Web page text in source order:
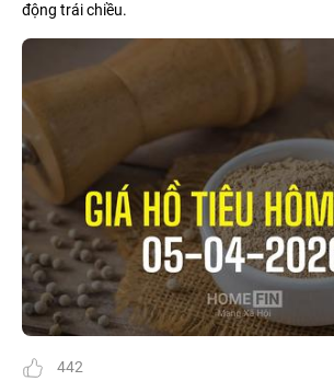
động trái chiều.
442